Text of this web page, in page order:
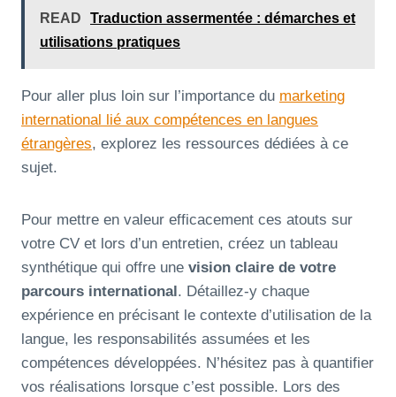
READ
Traduction assermentée : démarches et
utilisations pratiques
Pour aller plus loin sur l’importance du marketing
international lié aux compétences en langues
étrangères, explorez les ressources dédiées à ce
sujet.
Pour mettre en valeur efficacement ces atouts sur
votre CV et lors d’un entretien, créez un tableau
synthétique qui offre une vision claire de votre
parcours international . Détaillez-y chaque
expérience en précisant le contexte d’utilisation de la
langue, les responsabilités assumées et les
compétences développées. N’hésitez pas à quantifier
vos réalisations lorsque c’est possible. Lors des